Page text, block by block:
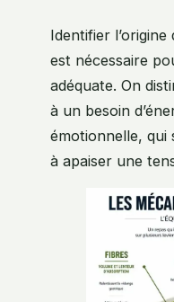
Identifier
est nécessaire
adéquate. On
à un besoin
émotionnelle, qui
à apaiser une